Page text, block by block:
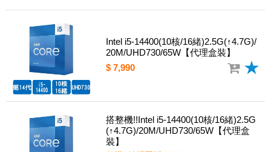
Intel i5-14400(10核/16緒)2.5G(↑4.7G)/
20M/UHD730/65W【代理盒裝】
$ 7,990
搭整機!!Intel i5-14400(10核/16緒)2.5G
(↑4.7G)/20M/UHD730/65W【代理盒
裝】